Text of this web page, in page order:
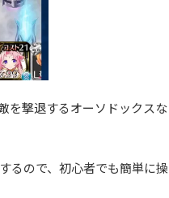
を撃退するオーソドックスな
るので、初心者でも簡単に操